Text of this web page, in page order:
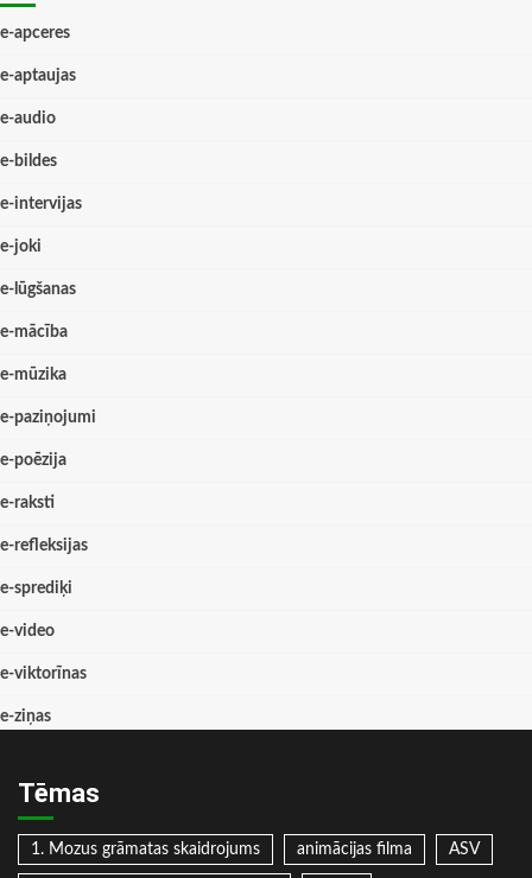
e-apceres
e-aptaujas
e-audio
e-bildes
e-intervijas
e-joki
e-lūgšanas
e-mācība
e-mūzika
e-paziņojumi
e-poēzija
e-raksti
e-refleksijas
e-sprediķi
e-video
e-viktorīnas
e-ziņas
Tēmas
1. Mozus grāmatas skaidrojums animācijas filma ASV